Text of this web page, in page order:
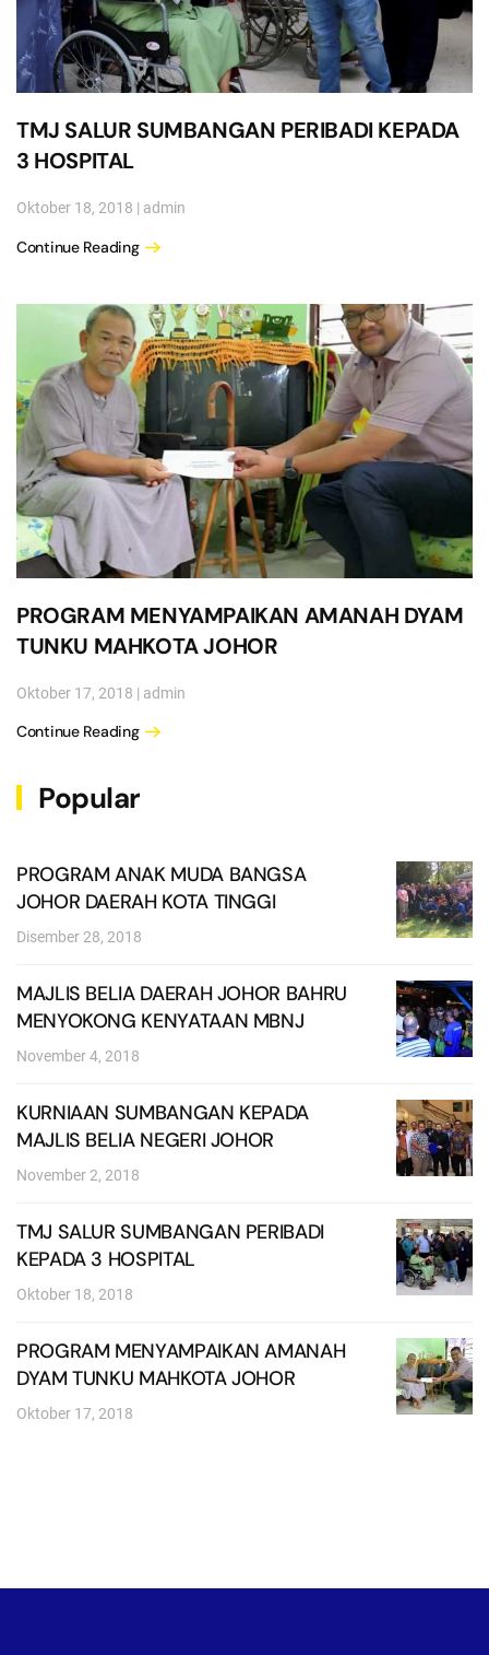
TMJ SALUR SUMBANGAN PERIBADI KEPADA
3 HOSPITAL
Oktober 18, 2018 | admin
Continue Reading
PROGRAM MENYAMPAIKAN AMANAH DYAM
TUNKU MAHKOTA JOHOR
Oktober 17, 2018 | admin
Continue Reading
Popular
PROGRAM ANAK MUDA BANGSA
JOHOR DAERAH KOTA TINGGI
Disember 28, 2018
MAJLIS BELIA DAERAH JOHOR BAHRU
MENYOKONG KENYATAAN MBNJ
November 4, 2018
KURNIAAN SUMBANGAN KEPADA
MAJLIS BELIA NEGERI JOHOR
November 2, 2018
TMJ SALUR SUMBANGAN PERIBADI
KEPADA 3 HOSPITAL
Oktober 18, 2018
PROGRAM MENYAMPAIKAN AMANAH
DYAM TUNKU MAHKOTA JOHOR
Oktober 17, 2018